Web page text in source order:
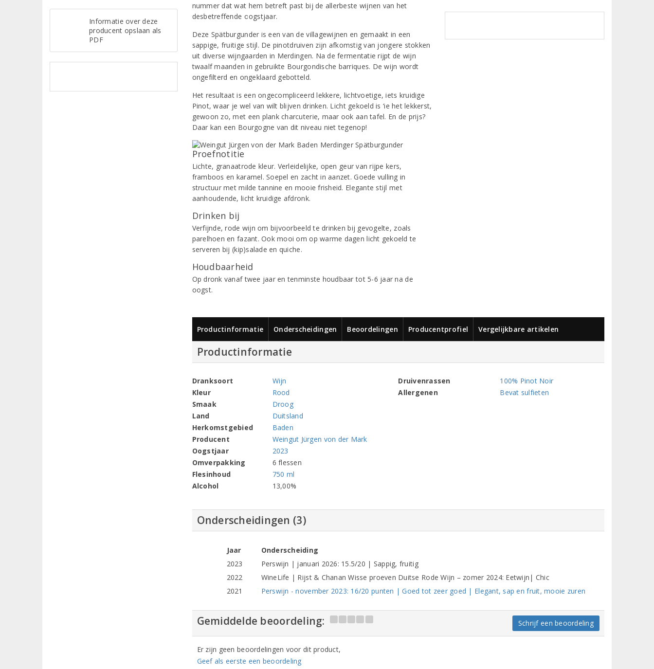
Informatie over deze
producent opslaan als
PDF
nummer dat wat hem betreft past bij de allerbeste wijnen van het
desbetreffende oogstjaar.
Deze Spätburgunder is een van de villagewijnen en gemaakt in een
sappige, fruitige stijl. De pinotdruiven zijn afkomstig van jongere stokken
uit diverse wijngaarden in Merdingen. Na de fermentatie rijpt de wijn
twaalf maanden in gebruikte Bourgondische barriques. De wijn wordt
ongefilterd en ongeklaard gebotteld.
Het resultaat is een ongecompliceerd lekkere, lichtvoetige, iets kruidige
Pinot, waar je wel van wilt blijven drinken. Licht gekoeld is ‘ie het lekkerst,
gewoon zo, met een plank charcuterie, maar ook aan tafel. En de prijs?
Daar kan een Bourgogne van dit niveau niet tegenop!
Proefnotitie
Lichte, granaatrode kleur. Verleidelijke, open geur van rijpe kers,
framboos en karamel. Soepel en zacht in aanzet. Goede vulling in
structuur met milde tannine en mooie frisheid. Elegante stijl met
aanhoudende, licht kruidige afdronk.
Drinken bij
Verfijnde, rode wijn om bijvoorbeeld te drinken bij gevogelte, zoals
parelhoen en fazant. Ook mooi om op warme dagen licht gekoeld te
serveren bij (kip)salade en quiche.
Houdbaarheid
Op dronk vanaf twee jaar en tenminste houdbaar tot 5-6 jaar na de
oogst.
Productinformatie Onderscheidingen Beoordelingen Producentprofiel Vergelijkbare artikelen
Productinformatie
Dranksoort
Wijn
Kleur
Rood
Smaak
Droog
Land
Duitsland
Herkomstgebied
Baden
Producent
Weingut Jürgen von der Mark
Oogstjaar
2023
Omverpakking
6 flessen
Flesinhoud
750 ml
Alcohol
13,00%
Druivenrassen
100% Pinot Noir
Allergenen
Bevat sulfieten
Onderscheidingen (3)
Jaar
Onderscheiding
2023
Perswijn | januari 2026: 15.5/20 | Sappig, fruitig
2022
WineLife | Rijst & Chanan Wisse proeven Duitse Rode Wijn – zomer 2024: Eetwijn| Chic
2021
Perswijn - november 2023: 16/20 punten | Goed tot zeer goed | Elegant, sap en fruit, mooie zuren
Gemiddelde beoordeling: Schrijf een beoordeling
Er zijn geen beoordelingen voor dit product,
Geef als eerste een beoordeling